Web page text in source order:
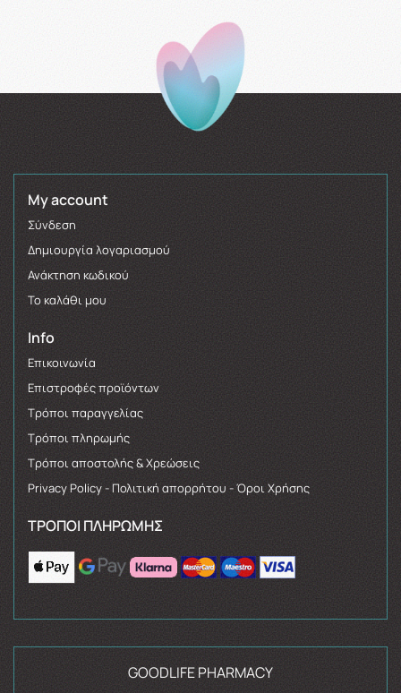
My account
Σύνδεση
Δημιουργία λογαριασμού
Ανάκτηση κωδικού
Το καλάθι μου
Info
Επικοινωνία
Επιστροφές προϊόντων
Τρόποι παραγγελίας
Τρόποι πληρωμής
Τρόποι αποστολής & Χρεώσεις
Privacy Policy - Πολιτική απορρήτου - Όροι Χρήσης
ΤΡΌΠΟΙ ΠΛΗΡΩΜΉΣ
GOODLIFE PHARMACY